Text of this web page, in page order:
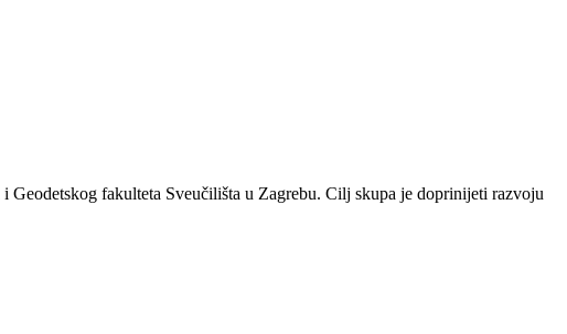
fakulteta Sveučilišta u Zagrebu. Cilj skupa je doprinijeti razvoju